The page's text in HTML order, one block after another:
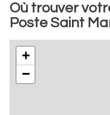
Où trouver
Poste Saint
+
−